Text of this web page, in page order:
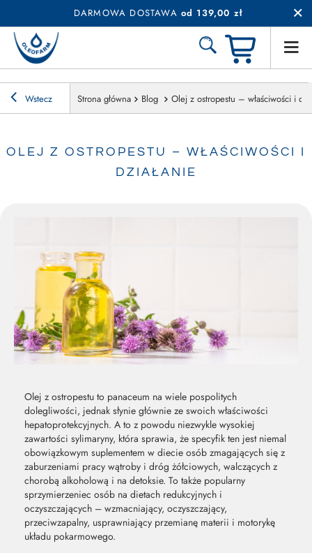
DARMOWA DOSTAWA od 139,00 zł
Wstecz Strona główna Blog Olej z ostropestu – właściwości i
OLEJ Z OSTROPESTU – WŁAŚCIWOŚCI I
DZIAŁANIE
Olej z ostropestu to panaceum na wiele pospolitych
dolegliwości, jednak słynie głównie ze swoich właściwości
hepatoprotekcyjnych. A to z powodu niezwykle wysokiej
zawartości sylimaryny, która sprawia, że specyfik ten jest niemal
obowiązkowym suplementem w diecie osób zmagających się z
zaburzeniami pracy wątroby i dróg żółciowych, walczących z
chorobą alkoholową i na detoksie. To także popularny
sprzymierzeniec osób na dietach redukcyjnych i
oczyszczających – wzmacniający, oczyszczający,
przeciwzapalny, usprawniający przemianę materii i motorykę
układu pokarmowego.